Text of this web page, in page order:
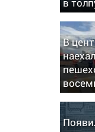
в
В